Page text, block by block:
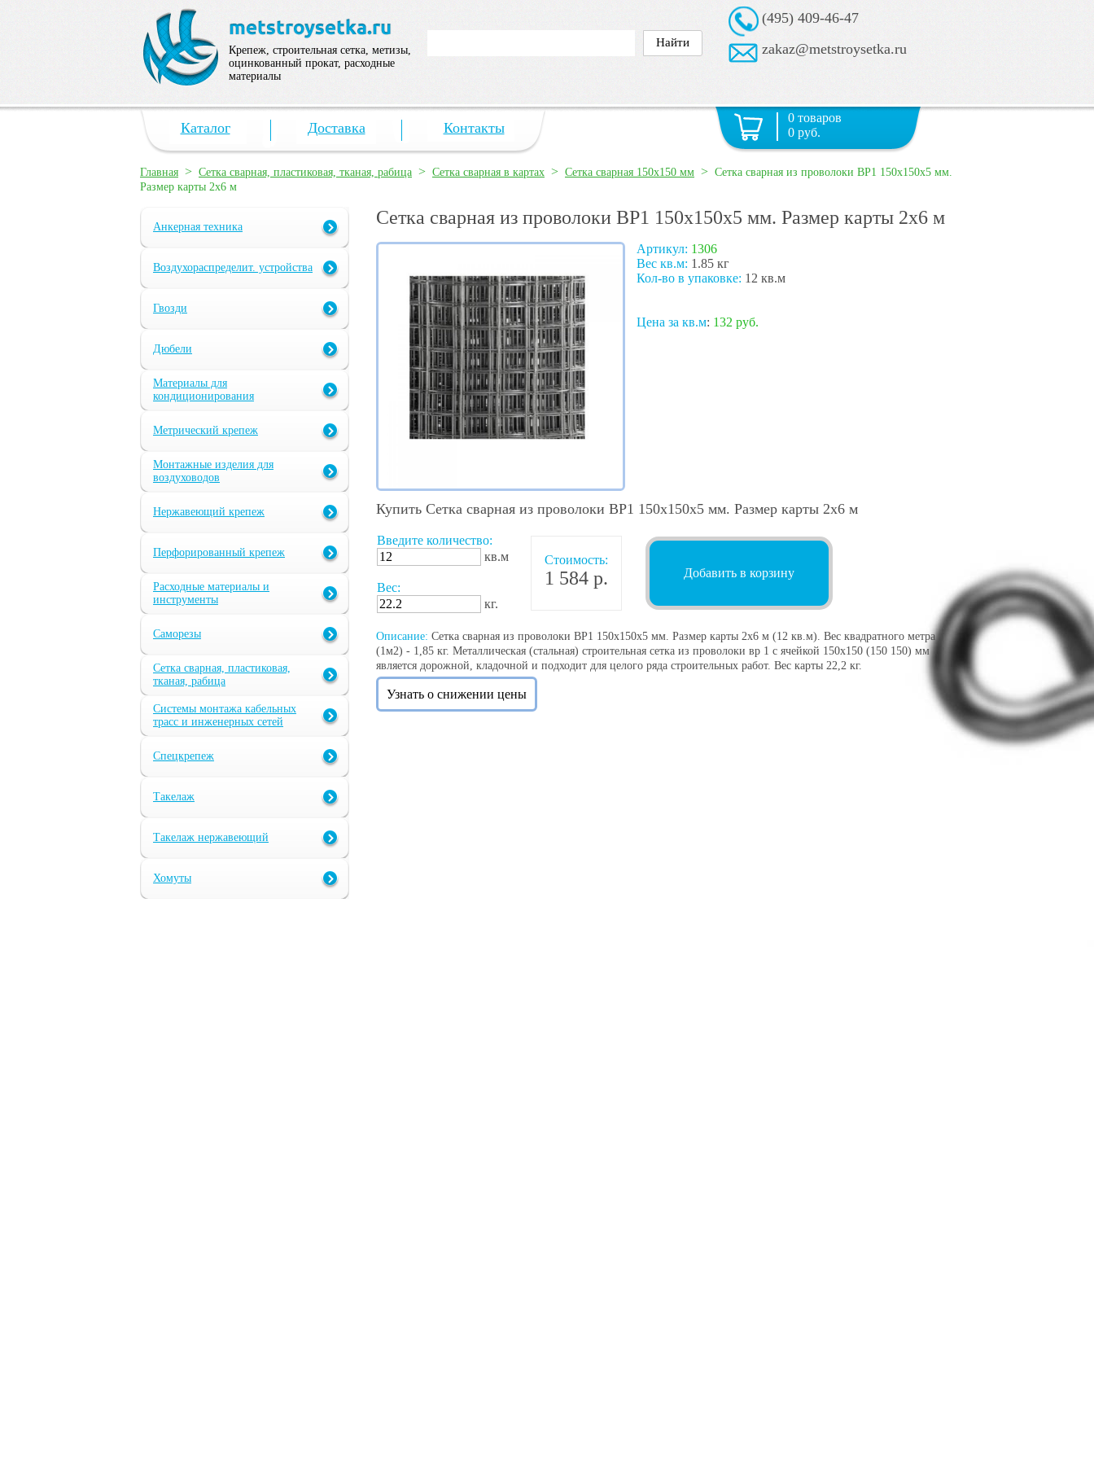
Крепеж, строительная сетка, метизы,
оцинкованный прокат, расходные
материалы
(495) 409-46-47
zakaz@metstroysetka.ru
Каталог Доставка Контакты
0 товаров
0 руб.
Главная > Сетка сварная, пластиковая, тканая, рабица > Сетка сварная в картах > Сетка сварная 150х150 мм > Сетка сварная из проволоки ВР1 150х150х5 мм.
Размер карты 2х6 м
Анкерная техника
Воздухораспределит. устройства
Гвозди
Дюбели
Материалы для
кондиционирования
Метрический крепеж
Монтажные изделия для
воздуховодов
Нержавеющий крепеж
Перфорированный крепеж
Расходные материалы и
инструменты
Саморезы
Сетка сварная, пластиковая,
тканая, рабица
Системы монтажа кабельных
трасс и инженерных сетей
Спецкрепеж
Такелаж
Такелаж нержавеющий
Хомуты
Сетка сварная из проволоки ВР1 150х150х5 мм. Размер карты 2х6 м
Артикул: 1306
Вес кв.м: 1.85 кг
Кол-во в упаковке: 12 кв.м
Цена за кв.м: 132 руб.
Купить Сетка сварная из проволоки ВР1 150х150х5 мм. Размер карты 2х6 м
Введите количество:
кв.м
Вес:
кг.
Стоимость:
1 584 р. Добавить в корзину
Описание: Сетка сварная из проволоки ВР1 150х150х5 мм. Размер карты 2х6 м (12 кв.м). Вес квадратного метра
(1м2) - 1,85 кг. Металлическая (стальная) строительная сетка из проволоки вр 1 с ячейкой 150х150 (150 150) мм
является дорожной, кладочной и подходит для целого ряда строительных работ. Вес карты 22,2 кг.
Узнать о снижении цены